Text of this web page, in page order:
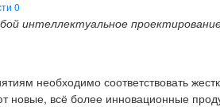
0
интеллектуальное
необходимо соответствовать
новые, всё более инновационные